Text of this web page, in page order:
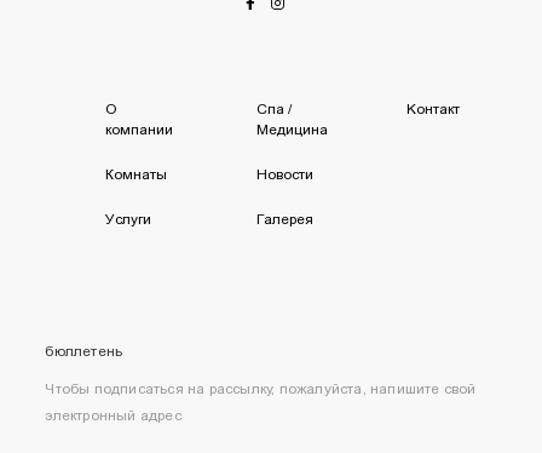
О
компании
Комнаты
Услуги
Спа /
Mедицина
Новости
Галерея
Kонтакт
бюллетень
Чтобы подписаться на рассылку, пожалуйста, напишите свой
электронный адрес